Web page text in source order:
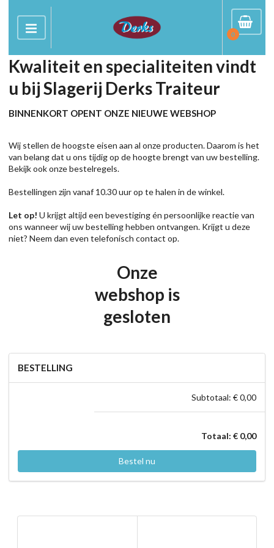
0
Kwaliteit en specialiteiten vindt
u bij Slagerij Derks Traiteur
BINNENKORT OPENT ONZE NIEUWE WEBSHOP
Wij stellen de hoogste eisen aan al onze producten. Daarom is het
van belang dat u ons tijdig op de hoogte brengt van uw bestelling.
Bekijk ook onze bestelregels.
Bestellingen zijn vanaf 10.30 uur op te halen in de winkel.
Let op! U krijgt altijd een bevestiging én persoonlijke reactie van
ons wanneer wij uw bestelling hebben ontvangen. Krijgt u deze
niet? Neem dan even telefonisch contact op.
Onze
webshop is
gesloten
BESTELLING
Subtotaal: € 0,00
Totaal: € 0,00
Bestel nu